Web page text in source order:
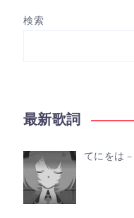
検索
最新歌詞
てにをは